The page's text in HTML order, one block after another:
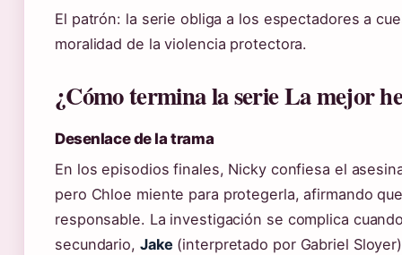
El patrón: la serie obliga a los espectadores a
moralidad de la violencia protectora.
¿Cómo termina la serie La mejor
Desenlace de la trama
En los episodios finales, Nicky confiesa el
pero Chloe miente para protegerla, afirmando
responsable. La investigación se complica
secundario, Jake(interpretado por Gabriel